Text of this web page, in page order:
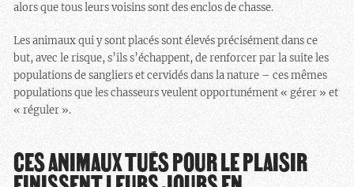
alors que tous leurs voisins sont des enclos de chasse.
Les animaux qui y sont placés sont élevés précisément dans ce
but, avec le risque, s’ils s’échappent, de renforcer par la suite les
populations de sangliers et cervidés dans la nature – ces mêmes
populations que les chasseurs veulent opportunément « gérer » et
« réguler ».
CES ANIMAUX TUÉS POUR LE PLAISIR